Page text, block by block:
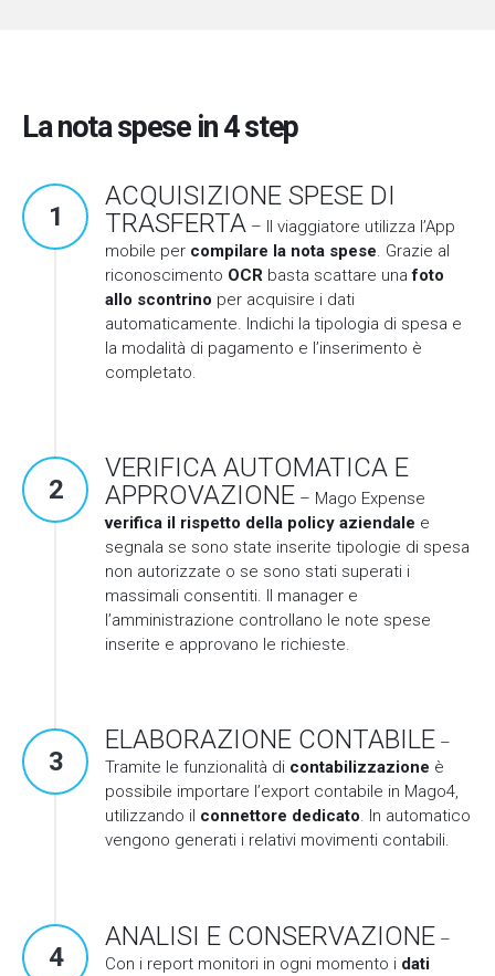
La nota spese in 4 step
1
ACQUISIZIONE SPESE DI
TRASFERTA – Il viaggiatore utilizza l’App
mobile per compilare la nota spese. Grazie al
riconoscimento OCR basta scattare unafoto
allo scontrino per acquisire i dati
automaticamente. Indichi la tipologia di spesa e
la modalità di pagamento e l’inserimento è
completato.
2
VERIFICA AUTOMATICA E
APPROVAZIONE – Mago Expense
verifica il rispetto della policy aziendale e
segnala se sono state inserite tipologie di spesa
non autorizzate o se sono stati superati i
massimali consentiti. Il manager e
l’amministrazione controllano le note spese
inserite e approvano le richieste.
3
ELABORAZIONE CONTABILE –
Tramite le funzionalità di contabilizzazione è
possibile importare l’export contabile in Mago4,
utilizzando il connettore dedicato. In automatico
vengono generati i relativi movimenti contabili.
4
ANALISI E CONSERVAZIONE –
Con i report monitori in ogni momento i dati